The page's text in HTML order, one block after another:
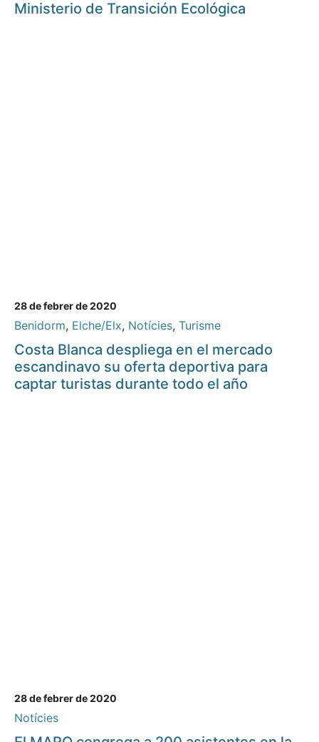
Ministerio de Transición Ecológica
28 de febrer de 2020
Benidorm, Elche/Elx, Notícies, Turisme
Costa Blanca despliega en el mercado
escandinavo su oferta deportiva para
captar turistas durante todo el año
28 de febrer de 2020
Notícies